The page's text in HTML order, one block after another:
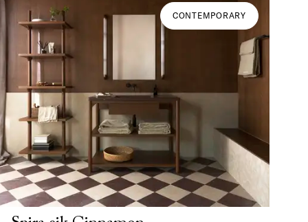
CONTEMPORARY